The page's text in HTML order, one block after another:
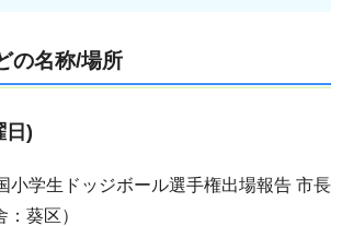
の名称/場所
日)
小学生ドッジボール選手権出場報告 市長
葵区）